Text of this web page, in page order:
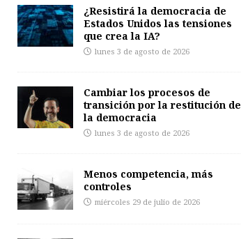
¿Resistirá la democracia de
Estados Unidos las tensiones
que crea la IA?
lunes 3 de agosto de 2026
Cambiar los procesos de
transición por la restitución de
la democracia
lunes 3 de agosto de 2026
Menos competencia, más
controles
miércoles 29 de julio de 2026